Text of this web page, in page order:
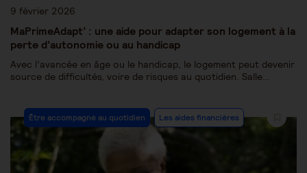
9 février 2026
MaPrimeAdapt’ : une aide pour adapter son logement à la
perte d’autonomie ou au handicap
Avec l’avancée en âge ou le handicap, le logement peut devenir
source de difficultés, voire de risques au quotidien. Salle…
Être accompagné au quotidien Les aides financières